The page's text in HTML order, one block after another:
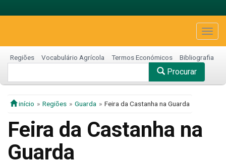
Regiões Vocabulário Agrícola Termos Económicos Bibliografia
Procurar
início Regiões Guarda Feira da Castanha na Guarda
Feira da Castanha na
Guarda